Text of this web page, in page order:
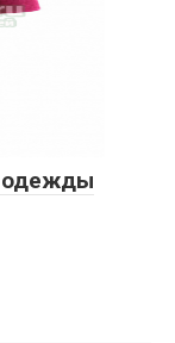
одежды